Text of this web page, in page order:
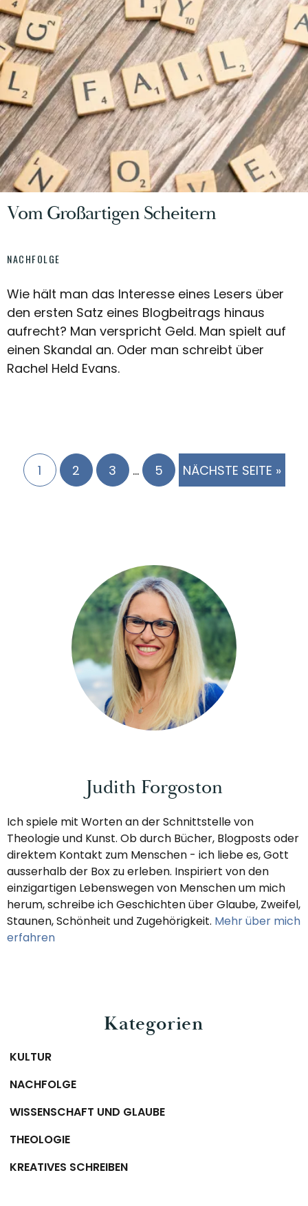
Vom Großartigen Scheitern
NACHFOLGE
Wie hält man das Interesse eines Lesers über
den ersten Satz eines Blogbeitrags hinaus
aufrecht? Man verspricht Geld. Man spielt auf
einen Skandal an. Oder man schreibt über
Rachel Held Evans.
PAGE
1 PAGE
2 PAGE
3
Interim
pages
… PAGE
5 NÄCHSTE SEITE »
Judith Forgoston
Ich spiele mit Worten an der Schnittstelle von
Theologie und Kunst. Ob durch Bücher, Blogposts oder
direktem Kontakt zum Menschen - ich liebe es, Gott
ausserhalb der Box zu erleben. Inspiriert von den
einzigartigen Lebenswegen von Menschen um mich
herum, schreibe ich Geschichten über Glaube, Zweifel,
Staunen, Schönheit und Zugehörigkeit. Mehr über mich
erfahren
Kategorien
KULTUR
NACHFOLGE
WISSENSCHAFT UND GLAUBE
THEOLOGIE
KREATIVES SCHREIBEN